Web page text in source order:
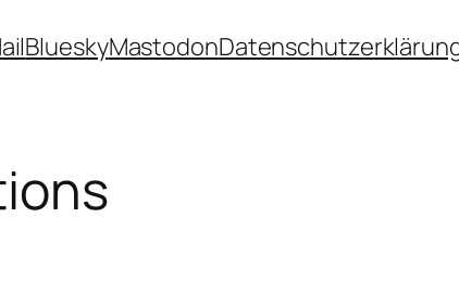
BlueskyMastodon